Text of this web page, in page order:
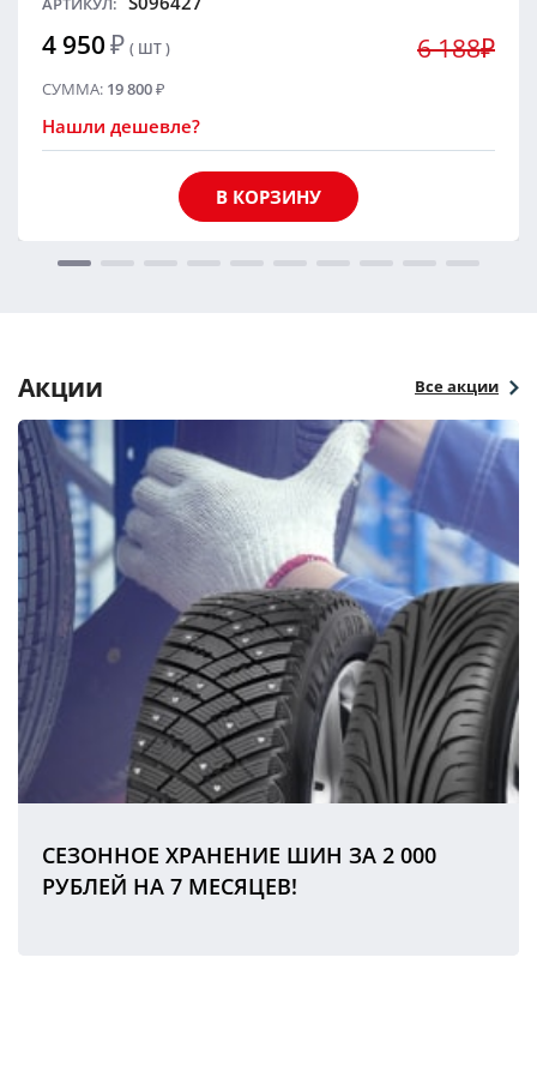
4 950₽ ( ШТ ) 6 188₽
СУММА: 19 800₽
Нашли дешевле?
В КОРЗИНУ
Акции Все акции
СЕЗОННОЕ ХРАНЕНИЕ ШИН ЗА 2 000
РУБЛЕЙ НА 7 МЕСЯЦЕВ!